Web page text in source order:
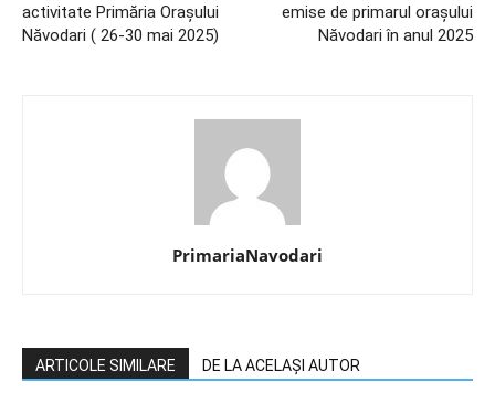
activitate Primăria Orașului
Năvodari ( 26-30 mai 2025)
emise de primarul orașului
Năvodari în anul 2025
PrimariaNavodari
ARTICOLE SIMILARE DE LA ACELAȘI AUTOR